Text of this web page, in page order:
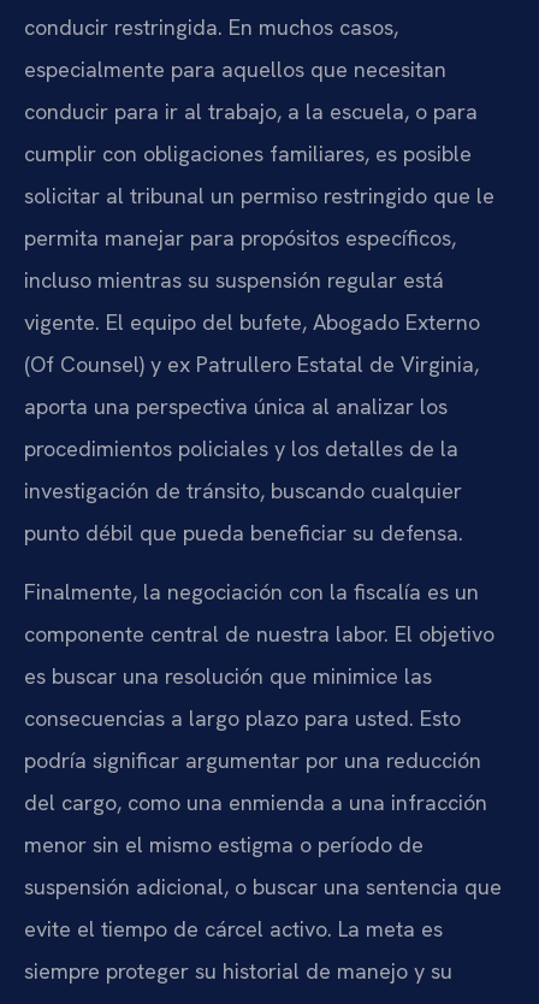
conducir restringida. En muchos casos,
especialmente para aquellos que necesitan
conducir para ir al trabajo, a la escuela, o para
cumplir con obligaciones familiares, es posible
solicitar al tribunal un permiso restringido que le
permita manejar para propósitos específicos,
incluso mientras su suspensión regular está
vigente. El equipo del bufete, Abogado Externo
(Of Counsel) y ex Patrullero Estatal de Virginia,
aporta una perspectiva única al analizar los
procedimientos policiales y los detalles de la
investigación de tránsito, buscando cualquier
punto débil que pueda beneficiar su defensa.
Finalmente, la negociación con la fiscalía es un
componente central de nuestra labor. El objetivo
es buscar una resolución que minimice las
consecuencias a largo plazo para usted. Esto
podría significar argumentar por una reducción
del cargo, como una enmienda a una infracción
menor sin el mismo estigma o período de
suspensión adicional, o buscar una sentencia que
evite el tiempo de cárcel activo. La meta es
siempre proteger su historial de manejo y su